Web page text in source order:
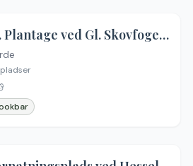
Sdr. Plantage ved Gl. Skovfogedbolig
pladser
4.3(6